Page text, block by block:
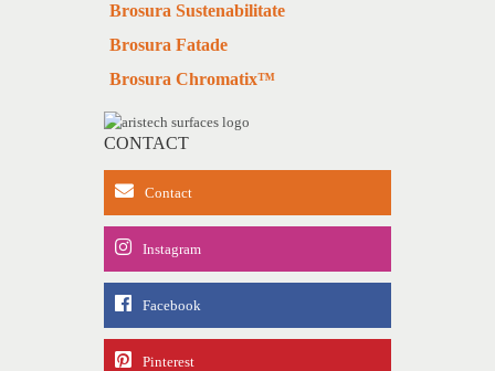
Brosura Sustenabilitate
Brosura Fatade
Brosura Chromatix™
CONTACT
Contact
Instagram
Facebook
Pinterest